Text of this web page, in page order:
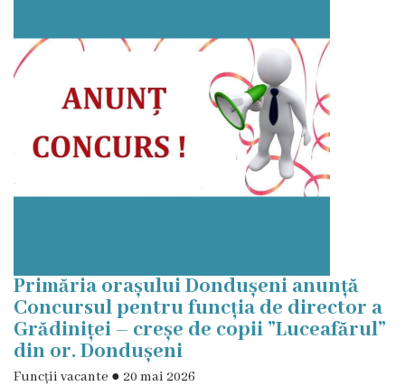
Primăria orașului Dondușeni anunță
Concursul pentru funcția de director a
Grădiniței – creșe de copii ”Luceafărul”
din or. Dondușeni
Funcții vacante ● 20 mai 2026